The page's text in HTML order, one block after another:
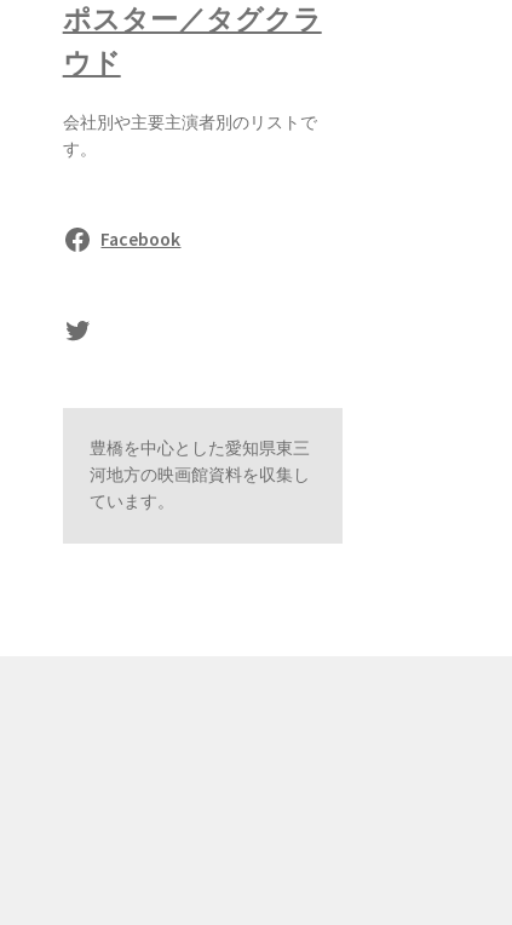
ポスター／タグクラ
ウド
会社別や主要主演者別のリストで
す。
Facebook
sasaki's Twitter
豊橋を中心とした愛知県東三
河地方の映画館資料を収集し
ています。